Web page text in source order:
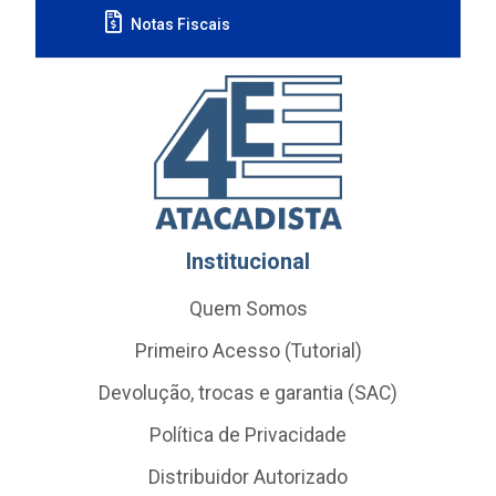
Notas Fiscais
Institucional
Quem Somos
Primeiro Acesso (Tutorial)
Devolução, trocas e garantia (SAC)
Política de Privacidade
Distribuidor Autorizado